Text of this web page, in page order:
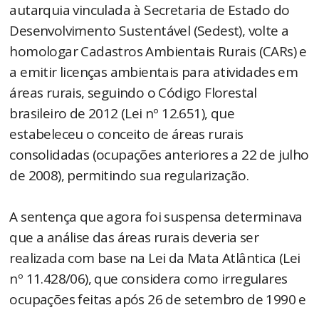
autarquia vinculada à Secretaria de Estado do
Desenvolvimento Sustentável (Sedest), volte a
homologar Cadastros Ambientais Rurais (CARs) e
a emitir licenças ambientais para atividades em
áreas rurais, seguindo o Código Florestal
brasileiro de 2012 (Lei nº 12.651), que
estabeleceu o conceito de áreas rurais
consolidadas (ocupações anteriores a 22 de julho
de 2008), permitindo sua regularização.
A sentença que agora foi suspensa determinava
que a análise das áreas rurais deveria ser
realizada com base na Lei da Mata Atlântica (Lei
nº 11.428/06), que considera como irregulares
ocupações feitas após 26 de setembro de 1990 e